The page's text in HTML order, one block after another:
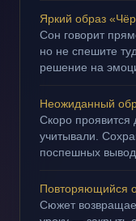
Яркий образ
Сон говорит
но не спешите
решение на
Неожиданный
Скоро проявится
учитывали.
поспешных
Повторяющийся
Сюжет